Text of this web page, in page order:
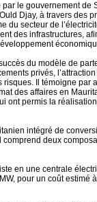
le gouvernement de
Djay, à travers des
du secteur de
des infrastructures,
du modèle de
privés, l’attraction
Il témoigne par
des affaires en
ont permis la
intégré de
comprend deux
en une centrale
pour un coût estimé